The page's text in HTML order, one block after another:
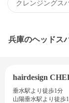
クレンジングス
兵庫のヘッドス
hairdesign
垂水駅より徒歩1分
山陽垂水駅より徒歩